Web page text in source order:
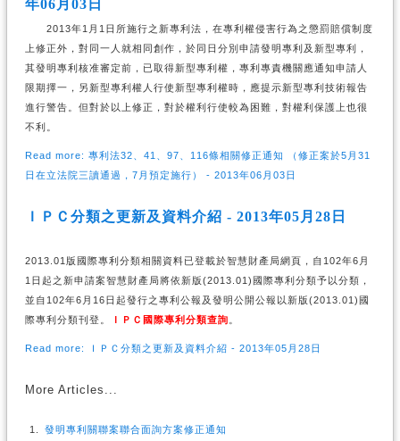
年06月03日
2013年1月1日所施行之新專利法，在專利權侵害行為之懲罰賠償制度
上修正外，對同一人就相同創作，於同日分別申請發明專利及新型專利，
其發明專利核准審定前，已取得新型專利權，專利專責機關應通知申請人
限期擇一，另新型專利權人行使新型專利權時，應提示新型專利技術報告
進行警告。但對於以上修正，對於權利行使較為困難，對權利保護上也很
不利。
Read more: 專利法32、41、97、116條相關修正通知 （修正案於5月31
日在立法院三讀通過，7月預定施行） - 2013年06月03日
ＩＰＣ分類之更新及資料介紹 - 2013年05月28日
2013.01版國際專利分類相關資料已登載於智慧財產局網頁，自102年6月
1日起之新申請案智慧財產局將依新版(2013.01)國際專利分類予以分類，
並自102年6月16日起發行之專利公報及發明公開公報以新版(2013.01)國
際專利分類刊登。
ＩＰＣ國際專利分類查詢
Read more: ＩＰＣ分類之更新及資料介紹 - 2013年05月28日
More Articles...
發明專利關聯案聯合面詢方案修正通知